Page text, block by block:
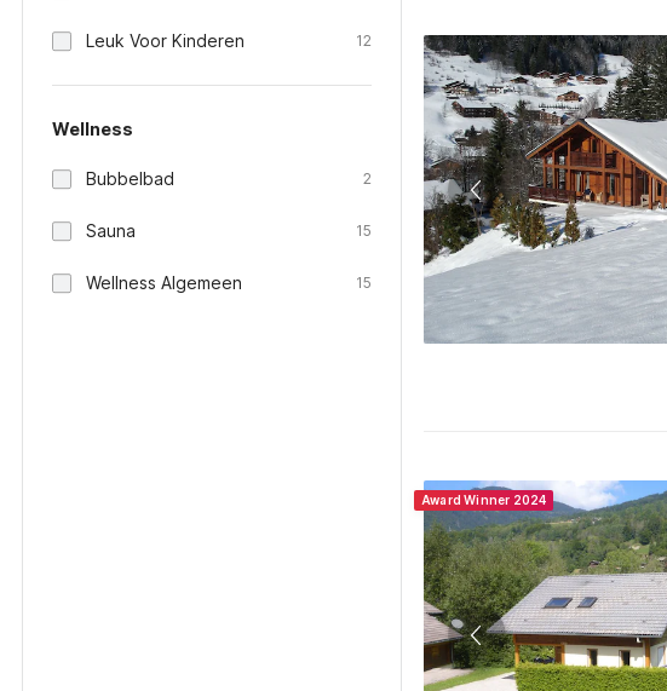
Leuk Voor Kinderen 12
Wellness
Bubbelbad 2
Sauna 15
Wellness Algemeen 15
Award Winner 2024